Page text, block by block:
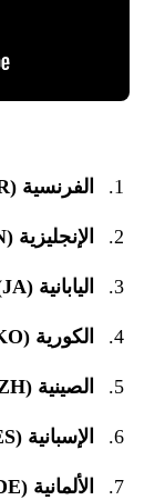
الفرنسية (FR)
الإنجليزية (EN)
اليابانية (JA)
الكورية (KO)
الصينية (ZH)
الإسبانية (ES)
الألمانية (DE)